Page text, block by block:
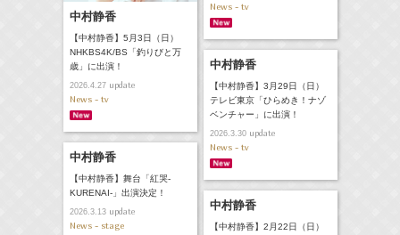
中村静香
【中村静香】5月3日（日）
NHKBS4K/BS「釣りびと万
歳」に出演！
2026.4.27update
News - tv
News - tv
中村静香
【中村静香】3月29日（日）
テレビ東京「ひらめき！ナゾ
ベンチャー」に出演！
2026.3.30update
News - tv
中村静香
【中村静香】舞台「紅哭‐
KURENAI-」出演決定！
2026.3.13update
News - stage
中村静香
【中村静香】2月22日（日）